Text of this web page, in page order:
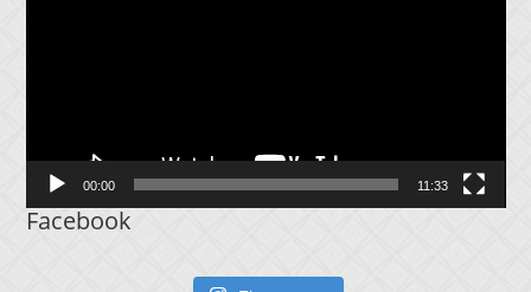
00:00 11:33
Facebook